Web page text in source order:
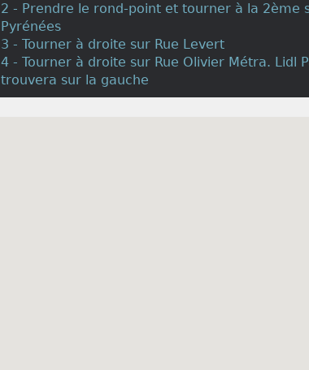
2 - Prendre le rond-point et tourner à la 2ème
Pyrénées
3 - Tourner à droite sur Rue Levert
4 - Tourner à droite sur Rue Olivier Métra. Lidl
trouvera sur la gauche